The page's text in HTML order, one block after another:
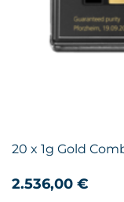
20 x 1g Gold
2.536,00 €